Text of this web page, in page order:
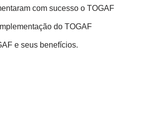
com sucesso o TOGAF
do TOGAF
e seus benefícios.